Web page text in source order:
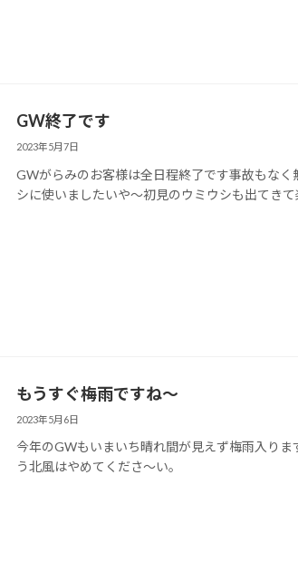
GW終了です
2023年5月7日
GWがらみのお客様は全日程終了です事故もな
シに使いましたいや～初見のウミウシも出てきて
もうすぐ梅雨ですね～
2023年5月6日
今年のGWもいまいち晴れ間が見えず梅雨入り
う北風はやめてくださ～い。